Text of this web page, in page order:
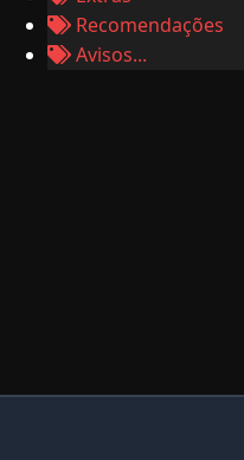
Recomendações
Avisos...